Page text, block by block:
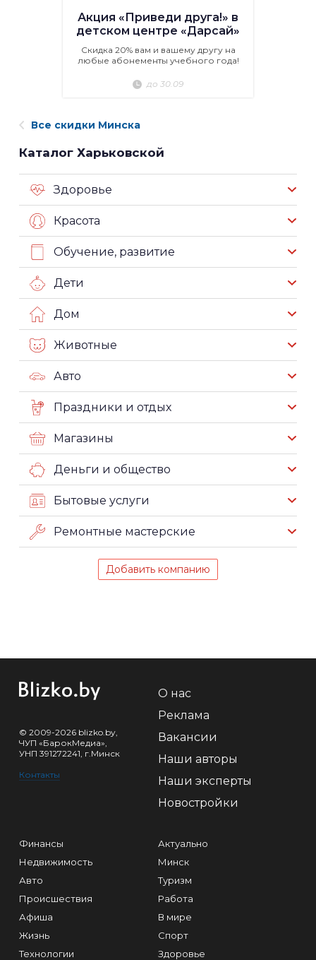
Акция «Приведи друга!» в
детском центре «Дарсай»
Скидка 20% вам и вашему другу на
любые абонементы учебного года!
до 30.09
Все скидки Минска
Каталог Харьковской
Здоровье
Красота
Обучение, развитие
Дети
Дом
Животные
Авто
Праздники и отдых
Магазины
Деньги и общество
Бытовые услуги
Ремонтные мастерские
Добавить компанию
© 2009-2026 blizko.by,
ЧУП «БарокМедиа»,
УНП 391272241, г.Минск
Контакты
О нас
Реклама
Вакансии
Наши авторы
Наши эксперты
Новостройки
Финансы
Недвижимость
Авто
Происшествия
Афиша
Жизнь
Технологии
Актуально
Минск
Туризм
Работа
В мире
Спорт
Здоровье